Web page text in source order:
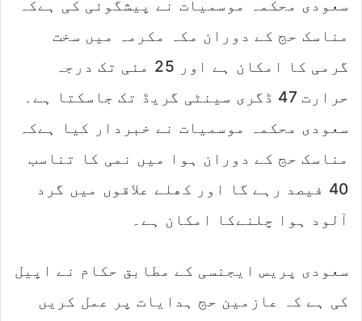
سعودی محکمہ موسمیات نے پیشگوئی کی ہےکہ
مناسک حج کے دوران مکہ مکرمہ میں سخت
گرمی کا امکان ہے اور 25 مئی تک درجہ
حرارت 47 ڈگری سینٹی گریڈ تک جاسکتا ہے۔
سعودی محکمہ موسمیات نے خبردار کیا ہےکہ
مناسک حج کے دوران ہوا میں نمی کا تناسب
40 فیصد رہے گا اور کھلے علاقوں میں گرد
آلود ہوا چلنےکا امکان ہے۔
سعودی پریس ایجنسی کے مطابق حکام نے اپیل
کی ہے کہ عازمین حج ہدایات پر عمل کریں